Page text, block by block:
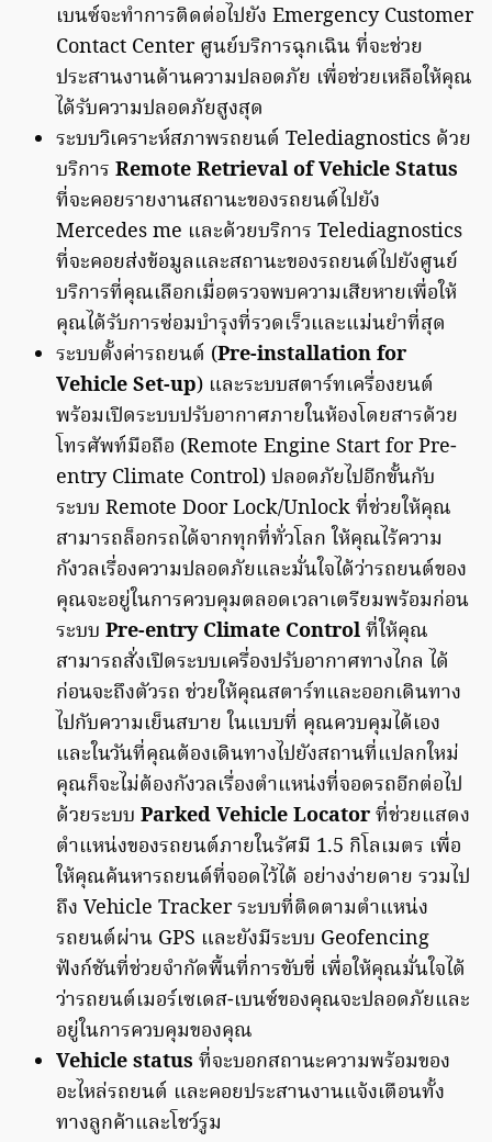
เบนซ์จะทำการติดต่อไปยัง Emergency Customer
Contact Center ศูนย์บริการฉุกเฉิน ที่จะช่วย
ประสานงานด้านความปลอดภัย เพื่อช่วยเหลือให้คุณ
ได้รับความปลอดภัยสูงสุด
ระบบวิเคราะห์สภาพรถยนต์ Telediagnostics ด้วย
บริการ Remote Retrieval of Vehicle Status
ที่จะคอยรายงานสถานะของรถยนต์ไปยัง
Mercedes me และด้วยบริการ Telediagnostics
ที่จะคอยส่งข้อมูลและสถานะของรถยนต์ไปยังศูนย์
บริการที่คุณเลือกเมื่อตรวจพบความเสียหายเพื่อให้
คุณได้รับการซ่อมบำรุงที่รวดเร็วและแม่นยำที่สุด
ระบบตั้งค่ารถยนต์ (Pre-installation for
Vehicle Set-up) และระบบสตาร์ทเครื่องยนต์
พร้อมเปิดระบบปรับอากาศภายในห้องโดยสารด้วย
โทรศัพท์มือถือ (Remote Engine Start for Pre-
entry Climate Control) ปลอดภัยไปอีกขั้นกับ
ระบบ Remote Door Lock/Unlock ที่ช่วยให้คุณ
สามารถล็อกรถได้จากทุกที่ทั่วโลก ให้คุณไร้ความ
กังวลเรื่องความปลอดภัยและมั่นใจได้ว่ารถยนต์ของ
คุณจะอยู่ในการควบคุมตลอดเวลาเตรียมพร้อมก่อน
ระบบ Pre-entry Climate Controlที่ให้คุณ
สามารถสั่งเปิดระบบเครื่องปรับอากาศทางไกล ได้
ก่อนจะถึงตัวรถ ช่วยให้คุณสตาร์ทและออกเดินทาง
ไปกับความเย็นสบาย ในแบบที่ คุณควบคุมได้เอง
และในวันที่คุณต้องเดินทางไปยังสถานที่แปลกใหม่
คุณก็จะไม่ต้องกังวลเรื่องตำแหน่งที่จอดรถอีกต่อไป
ด้วยระบบ Parked Vehicle Locatorที่ช่วยแสดง
ตำแหน่งของรถยนต์ภายในรัศมี 1.5 กิโลเมตร เพื่อ
ให้คุณค้นหารถยนต์ที่จอดไว้ได้ อย่างง่ายดาย รวมไป
ถึง Vehicle Tracker ระบบที่ติดตามตำแหน่ง
รถยนต์ผ่าน GPS และยังมีระบบ Geofencing
ฟังก์ชันที่ช่วยจำกัดพื้นที่การขับขี่ เพื่อให้คุณมั่นใจได้
ว่ารถยนต์เมอร์เซเดส-เบนซ์ของคุณจะปลอดภัยและ
อยู่ในการควบคุมของคุณ
Vehicle status ที่จะบอกสถานะความพร้อมของ
อะไหล่รถยนต์ และคอยประสานงานแจ้งเตือนทั้ง
ทางลูกค้าและโชว์รูม